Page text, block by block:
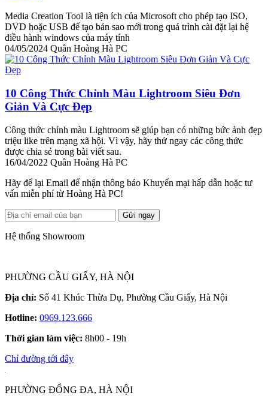
Media Creation Tool là tiện ích của Microsoft cho phép tạo ISO,
DVD hoặc USB để tạo bản sao mới trong quá trình cài đặt lại hệ
điều hành windows của máy tính
04/05/2024 Quân Hoàng Hà PC
10 Công Thức Chỉnh Màu Lightroom Siêu Đơn
Giản Và Cực Đẹp
Công thức chỉnh màu Lightroom sẽ giúp bạn có những bức ảnh đẹp
triệu like trên mạng xã hội. Vì vậy, hãy thử ngay các công thức
được chia sẻ trong bài viết sau.
16/04/2022 Quân Hoàng Hà PC
Hãy để lại Email để nhận thông báo Khuyến mại hấp dẫn hoặc tư
vấn miễn phí từ Hoàng Hà PC!
Gửi ngay
Hệ thống Showroom
PHƯỜNG CẦU GIẤY, HÀ NỘI
Địa chỉ: Số 41 Khúc Thừa Dụ, Phường Cầu Giấy, Hà Nội
Hotline: 0969.123.666
Thời gian làm việc: 8h00 - 19h
Chỉ đường tới đây
PHƯỜNG ĐỐNG ĐA, HÀ NỘI